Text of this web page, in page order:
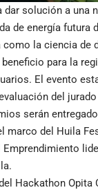
solución a una
de energía futura
la ciencia de
para la
El evento
del
serán
marco del Huila
Hackathon Opita